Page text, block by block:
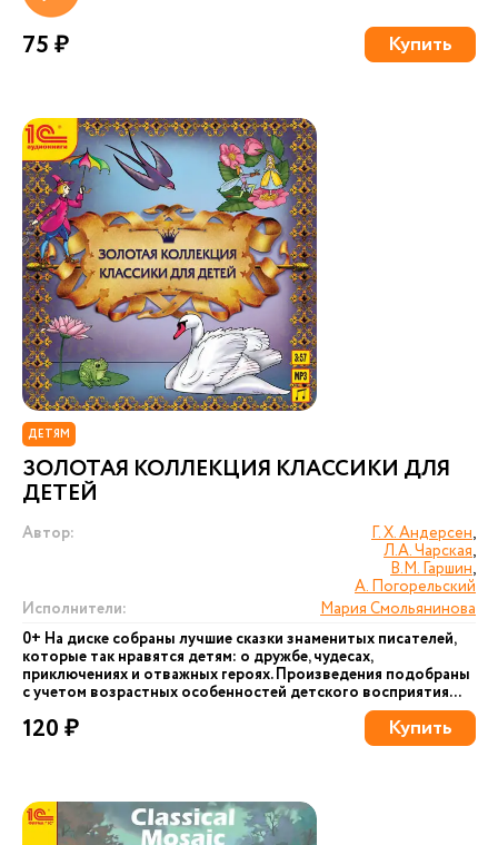
75 ₽ Купить
ДЕТЯМ
ЗОЛОТАЯ КОЛЛЕКЦИЯ КЛАССИКИ ДЛЯ
ДЕТЕЙ
Автор: Г. Х. Андерсен,
Л.А. Чарская,
В.М. Гаршин,
А. Погорельский
Исполнители:
Мария Смольянинова
0+ На диске собраны лучшие сказки знаменитых писателей,
которые так нравятся детям: о дружбе, чудесах,
приключениях и отважных героях. Произведения подобраны
с учетом возрастных особенностей детского восприятия...
120 ₽ Купить